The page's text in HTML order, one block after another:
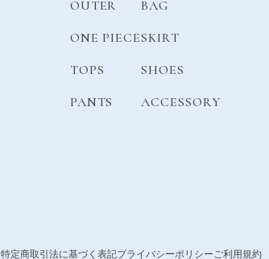
OUTER
ONE PIECE
TOPS
PANTS
BAG
SKIRT
SHOES
ACCESSORY
特定商取引法に基づく表記プライバシーポリシーご利用規約